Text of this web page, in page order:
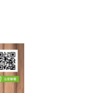
祥」墨寶與大使